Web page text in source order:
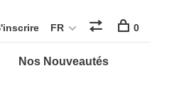
Nos Nouveautés
FR 0